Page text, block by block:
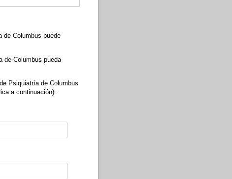
de Columbus puede
de Columbus pueda
Psiquiatría de Columbus
a continuación).